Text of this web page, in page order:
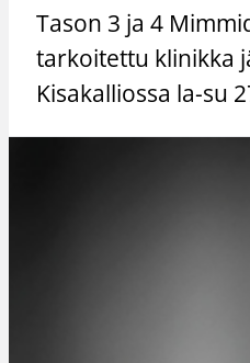
Tason 3 ja 4
tarkoitettu klinikka
Kisakalliossa la-su